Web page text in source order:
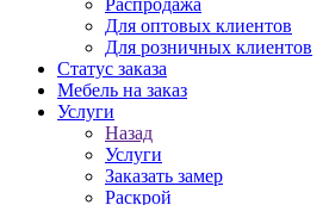
Распродажа
Для оптовых клиентов
Для розничных клиентов
Статус заказа
Мебель на заказ
Услуги
Назад
Услуги
Заказать замер
Раскрой